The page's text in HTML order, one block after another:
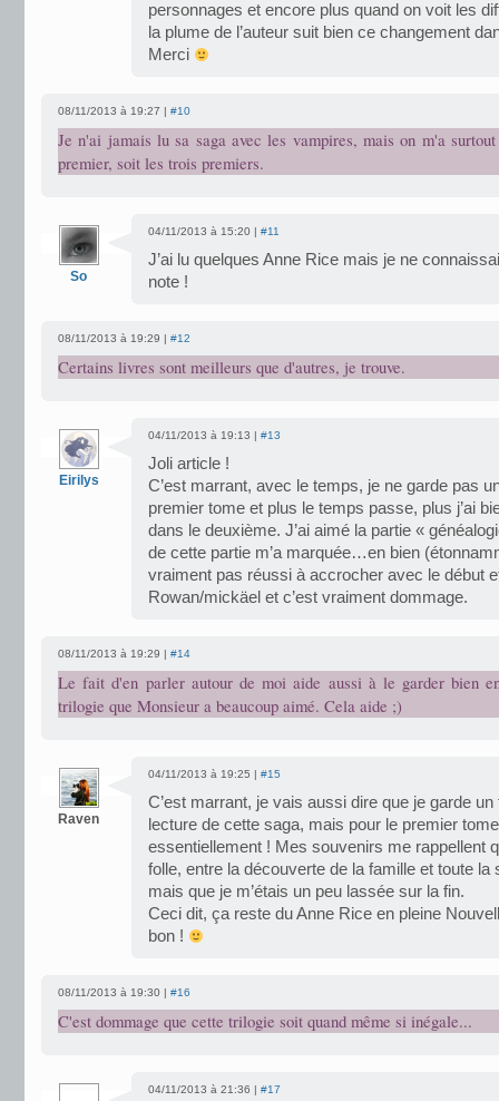
personnages et encore plus quand on voit les
la plume de l’auteur suit bien ce changement
Merci
08/11/2013 à 19:27 | #10
Je n'ai jamais lu sa saga avec les vampires, mais on m'a
premier, soit les trois premiers.
So
04/11/2013 à 15:20 | #11
J’ai lu quelques Anne Rice mais je ne
note !
08/11/2013 à 19:29 | #12
Certains livres sont meilleurs que d'autres, je trouve.
Eirilys
04/11/2013 à 19:13 | #13
Joli article !
C’est marrant, avec le temps, je ne garde pas
premier tome et plus le temps passe, plus j’ai
dans le deuxième. J’ai aimé la partie «
de cette partie m’a marquée…en bien
vraiment pas réussi à accrocher avec le début
Rowan/mickäel et c’est vraiment dommage.
08/11/2013 à 19:29 | #14
Le fait d'en parler autour de moi aide aussi à le garder bien
trilogie que Monsieur a beaucoup aimé. Cela aide ;)
Raven
04/11/2013 à 19:25 | #15
C’est marrant, je vais aussi dire que je garde
lecture de cette saga, mais pour le premier
essentiellement ! Mes souvenirs me rappellent
folle, entre la découverte de la famille et toute
mais que je m’étais un peu lassée sur la fin.
Ceci dit, ça reste du Anne Rice en pleine
bon !
08/11/2013 à 19:30 | #16
C'est dommage que cette trilogie soit quand même si inégale...
04/11/2013 à 21:36 | #17